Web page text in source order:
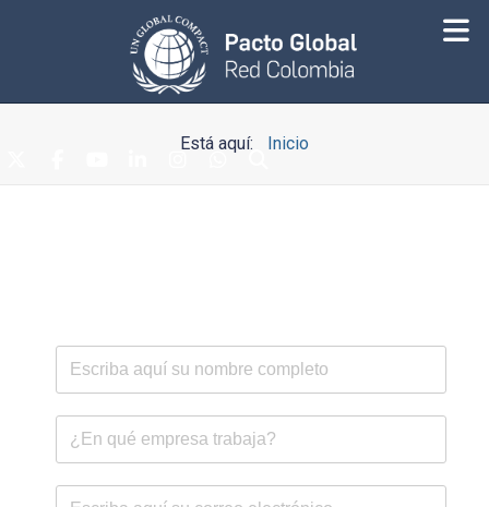
Está aquí: Inicio